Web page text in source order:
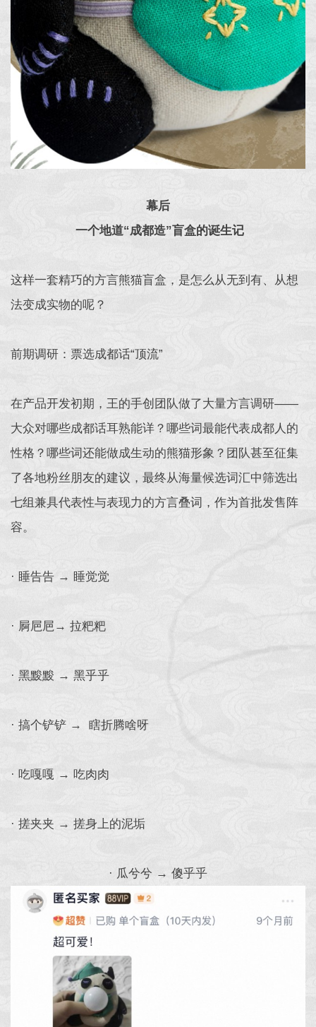
幕后
一个地道“成都造”盲盒的诞生记
这样一套精巧的方言熊猫盲盒，是怎么从无到有、从想
法变成实物的呢？
前期调研：票选成都话“顶流”
在产品开发初期，王的手创团队做了大量方言调研——
大众对哪些成都话耳熟能详？哪些词最能代表成都人的
性格？哪些词还能做成生动的熊猫形象？团队甚至征集
了各地粉丝朋友的建议，最终从海量候选词汇中筛选出
七组兼具代表性与表现力的方言叠词，作为首批发售阵
容。
· 睡告告 → 睡觉觉
· 屙㞎㞎→ 拉粑粑
· 黑黢黢 → 黑乎乎
· 搞个铲铲 → 瞎折腾啥呀
· 吃嘎嘎 → 吃肉肉
· 搓夹夹 → 搓身上的泥垢
· 瓜兮兮 → 傻乎乎